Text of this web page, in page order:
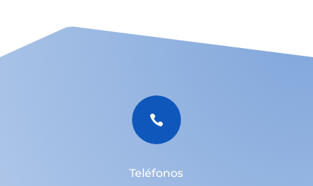

Teléfonos